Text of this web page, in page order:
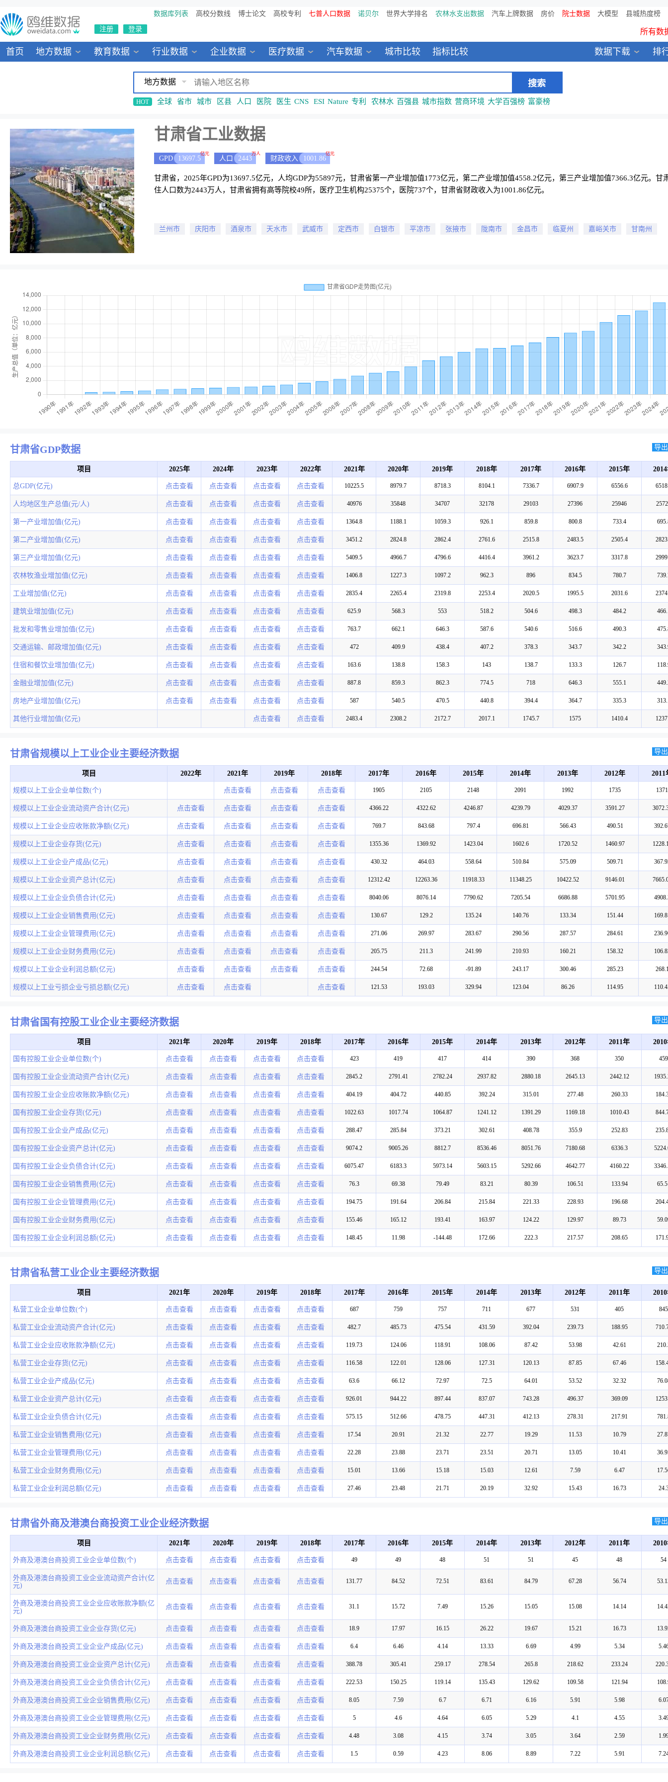
数据库列表 高校分数线 博士论文 高校专利 七普人口数据 诺贝尔 世界大学排名 农林水支出数据 汽车上牌数据 房价 院士数据 大模型 县城热度榜
注册 登录
鸥维数据发布：2024中国大
所有数
全新医院库 包含11万多医疗
首页 地方数据 教育数据 行业数据 企业数据 医疗数据 汽车数据 城市比较 指标比较 排
数据下载
地方数据
HOT 全球 省市 城市 区县 人口 医院 医生 CNS ESI Nature 专利 农林水 百强县 城市指数 营商环境 大学百强榜 富豪榜
甘肃省工业数据
GPD 13697.5
亿元
人口 2443
万人
财政收入 1001.86
亿元
甘肃省，2025年GPD为13697.5亿元，人均GDP为55897元，甘肃省第一产业增加值1773亿元，第二产业增加值4558.2亿元，第三产业增加值7366.3亿元。甘
住人口数为2443万人，甘肃省拥有高等院校49所，医疗卫生机构25375个，医院737个，甘肃省财政收入为1001.86亿元。
兰州市 庆阳市 酒泉市 天水市 武威市 定西市 白银市 平凉市 张掖市 陇南市 金昌市 临夏州 嘉峪关市 甘南州
甘肃省GDP数据 导
项目 2025年 2024年 2023年 2022年 2021年 2020年 2019年 2018年 2017年 2016年 2015年
总GDP(亿元) 点击查看 点击查看 点击查看 点击查看 10225.5 8979.7 8718.3 8104.1 7336.7 6907.9 6556.6
人均地区生产总值(元/人) 点击查看 点击查看 点击查看 点击查看 40976 35848 34707 32178 29103 27396 25946
第一产业增加值(亿元) 点击查看 点击查看 点击查看 点击查看 1364.8 1188.1 1059.3 926.1 859.8 800.8 733.4
第二产业增加值(亿元) 点击查看 点击查看 点击查看 点击查看 3451.2 2824.8 2862.4 2761.6 2515.8 2483.5 2505.4
第三产业增加值(亿元) 点击查看 点击查看 点击查看 点击查看 5409.5 4966.7 4796.6 4416.4 3961.2 3623.7 3317.8
农林牧渔业增加值(亿元) 点击查看 点击查看 点击查看 点击查看 1406.8 1227.3 1097.2 962.3 896 834.5 780.7
工业增加值(亿元) 点击查看 点击查看 点击查看 点击查看 2835.4 2265.4 2319.8 2253.4 2020.5 1995.5 2031.6
建筑业增加值(亿元) 点击查看 点击查看 点击查看 点击查看 625.9 568.3 553 518.2 504.6 498.3 484.2
批发和零售业增加值(亿元) 点击查看 点击查看 点击查看 点击查看 763.7 662.1 646.3 587.6 540.6 516.6 490.3
交通运输、邮政增加值(亿元) 点击查看 点击查看 点击查看 点击查看 472 409.9 438.4 407.2 378.3 343.7 342.2
住宿和餐饮业增加值(亿元) 点击查看 点击查看 点击查看 点击查看 163.6 138.8 158.3 143 138.7 133.3 126.7
金融业增加值(亿元) 点击查看 点击查看 点击查看 点击查看 887.8 859.3 862.3 774.5 718 646.3 555.1
房地产业增加值(亿元) 点击查看 点击查看 点击查看 点击查看 587 540.5 470.5 440.8 394.4 364.7 335.3
其他行业增加值(亿元) 点击查看 点击查看 2483.4 2308.2 2172.7 2017.1 1745.7 1575 1410.4
甘肃省规模以上工业企业主要经济数据 导
项目 2022年 2021年 2019年 2018年 2017年 2016年 2015年 2014年 2013年 2012年 2011
规模以上工业企业单位数(个) 点击查看 点击查看 点击查看 1905 2105 2148 2091 1992 1735 1371
规模以上工业企业流动资产合计(亿元) 点击查看 点击查看 点击查看 点击查看 4366.22 4322.62 4246.87 4239.79 4029.37 3591.27
规模以上工业企业应收账款净额(亿元) 点击查看 点击查看 点击查看 点击查看 769.7 843.68 797.4 696.81 566.43 490.51
规模以上工业企业存货(亿元) 点击查看 点击查看 点击查看 点击查看 1355.36 1369.92 1423.04 1602.6 1720.52 1460.97
规模以上工业企业产成品(亿元) 点击查看 点击查看 点击查看 点击查看 430.32 464.03 558.64 510.84 575.09 509.71
规模以上工业企业资产总计(亿元) 点击查看 点击查看 点击查看 点击查看 12312.42 12263.36 11918.33 11348.25 10422.52 9146.01
规模以上工业企业负债合计(亿元) 点击查看 点击查看 点击查看 点击查看 8040.06 8076.14 7790.62 7205.54 6686.88 5701.95
规模以上工业企业销售费用(亿元) 点击查看 点击查看 点击查看 点击查看 130.67 129.2 135.24 140.76 133.34 151.44
规模以上工业企业管理费用(亿元) 点击查看 点击查看 点击查看 点击查看 271.06 269.97 283.67 290.56 287.57 284.61
规模以上工业企业财务费用(亿元) 点击查看 点击查看 点击查看 点击查看 205.75 211.3 241.99 210.93 160.21 158.32
规模以上工业企业利润总额(亿元) 点击查看 点击查看 点击查看 点击查看 244.54 72.68 -91.89 243.17 300.46 285.23
规模以上工业亏损企业亏损总额(亿元) 点击查看 点击查看 点击查看 121.53 193.03 329.94 123.04 86.26 114.95
甘肃省国有控股工业企业主要经济数据 导
项目 2021年 2020年 2019年 2018年 2017年 2016年 2015年 2014年 2013年 2012年 2011年
国有控股工业企业单位数(个) 点击查看 点击查看 点击查看 点击查看 423 419 417 414 390 368 350 459
国有控股工业企业流动资产合计(亿元) 点击查看 点击查看 点击查看 点击查看 2845.2 2791.41 2782.24 2937.82 2880.18 2645.13 2442.12
国有控股工业企业应收账款净额(亿元) 点击查看 点击查看 点击查看 点击查看 404.19 404.72 440.85 392.24 315.01 277.48 260.33
国有控股工业企业存货(亿元) 点击查看 点击查看 点击查看 点击查看 1022.63 1017.74 1064.87 1241.12 1391.29 1169.18 1010.43
国有控股工业企业产成品(亿元) 点击查看 点击查看 点击查看 点击查看 288.47 285.84 373.21 302.61 408.78 355.9 252.83
国有控股工业企业资产总计(亿元) 点击查看 点击查看 点击查看 点击查看 9074.2 9005.26 8812.7 8536.46 8051.76 7180.68 6336.3
国有控股工业企业负债合计(亿元) 点击查看 点击查看 点击查看 点击查看 6075.47 6183.3 5973.14 5603.15 5292.66 4642.77 4160.22
国有控股工业企业销售费用(亿元) 点击查看 点击查看 点击查看 点击查看 76.3 69.38 79.49 83.21 80.39 106.51 133.94
国有控股工业企业管理费用(亿元) 点击查看 点击查看 点击查看 点击查看 194.75 191.64 206.84 215.84 221.33 228.93 196.68
国有控股工业企业财务费用(亿元) 点击查看 点击查看 点击查看 点击查看 155.46 165.12 193.41 163.97 124.22 129.97 89.73
国有控股工业企业利润总额(亿元) 点击查看 点击查看 点击查看 点击查看 148.45 11.98 -144.48 172.66 222.3 217.57 208.65
甘肃省私营工业企业主要经济数据 导
项目 2021年 2020年 2019年 2018年 2017年 2016年 2015年 2014年 2013年 2012年 2011年
私营工业企业单位数(个) 点击查看 点击查看 点击查看 点击查看 687 759 757 711 677 531 405 845
私营工业企业流动资产合计(亿元) 点击查看 点击查看 点击查看 点击查看 482.7 485.73 475.54 431.59 392.04 239.73 188.95
私营工业企业应收账款净额(亿元) 点击查看 点击查看 点击查看 点击查看 119.73 124.06 118.91 108.06 87.42 53.98 42.61
私营工业企业存货(亿元) 点击查看 点击查看 点击查看 点击查看 116.58 122.01 128.06 127.31 120.13 87.85 67.46
私营工业企业产成品(亿元) 点击查看 点击查看 点击查看 点击查看 63.6 66.12 72.97 72.5 64.01 53.52 32.32
私营工业企业资产总计(亿元) 点击查看 点击查看 点击查看 点击查看 926.01 944.22 897.44 837.07 743.28 496.37 369.09
私营工业企业负债合计(亿元) 点击查看 点击查看 点击查看 点击查看 575.15 512.66 478.75 447.31 412.13 278.31 217.91
私营工业企业销售费用(亿元) 点击查看 点击查看 点击查看 点击查看 17.54 20.91 21.32 22.77 19.29 11.53 10.79
私营工业企业管理费用(亿元) 点击查看 点击查看 点击查看 点击查看 22.28 23.88 23.71 23.51 20.71 13.05 10.41
私营工业企业财务费用(亿元) 点击查看 点击查看 点击查看 点击查看 15.01 13.66 15.18 15.03 12.61 7.59 6.47
私营工业企业利润总额(亿元) 点击查看 点击查看 点击查看 点击查看 27.46 23.48 21.71 20.19 32.92 15.43 16.73
甘肃省外商及港澳台商投资工业企业经济数据 导
项目 2021年 2020年 2019年 2018年 2017年 2016年 2015年 2014年 2013年 2012年 2011年
外商及港澳台商投资工业企业单位数(个) 点击查看 点击查看 点击查看 点击查看 49 49 48 51 51 45 48 54
外商及港澳台商投资工业企业流动资产合计(亿
元)
点击查看 点击查看 点击查看 点击查看 131.77 84.52 72.51 83.61 84.79 67.28 56.74
外商及港澳台商投资工业企业应收账款净额(亿
元)
点击查看 点击查看 点击查看 点击查看 31.1 15.72 7.49 15.26 15.05 15.08 14.14
外商及港澳台商投资工业企业存货(亿元) 点击查看 点击查看 点击查看 点击查看 18.9 17.97 16.15 26.22 19.67 15.21 16.73
外商及港澳台商投资工业企业产成品(亿元) 点击查看 点击查看 点击查看 点击查看 6.4 6.46 4.14 13.33 6.69 4.99 5.34
外商及港澳台商投资工业企业资产总计(亿元) 点击查看 点击查看 点击查看 点击查看 388.78 305.41 259.17 278.54 265.8 218.62 233.24
外商及港澳台商投资工业企业负债合计(亿元) 点击查看 点击查看 点击查看 点击查看 222.53 150.25 119.14 135.43 129.62 109.58 121.94
外商及港澳台商投资工业企业销售费用(亿元) 点击查看 点击查看 点击查看 点击查看 8.05 7.59 6.7 6.71 6.16 5.91 5.98
外商及港澳台商投资工业企业管理费用(亿元) 点击查看 点击查看 点击查看 点击查看 5 4.6 4.64 6.05 5.29 4.1 4.55
外商及港澳台商投资工业企业财务费用(亿元) 点击查看 点击查看 点击查看 点击查看 4.48 3.08 4.15 3.74 3.05 3.64 2.59
外商及港澳台商投资工业企业利润总额(亿元) 点击查看 点击查看 点击查看 点击查看 1.5 0.59 4.23 8.06 8.89 7.22 5.91